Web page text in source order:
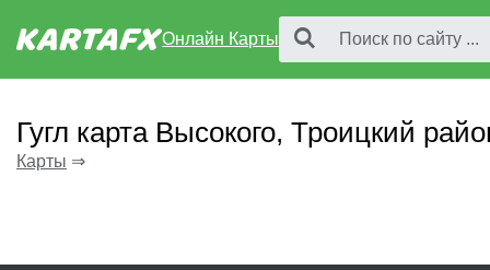
Онлайн Карты
Гугл карта Высокого, Троицкий
Карты ⇒